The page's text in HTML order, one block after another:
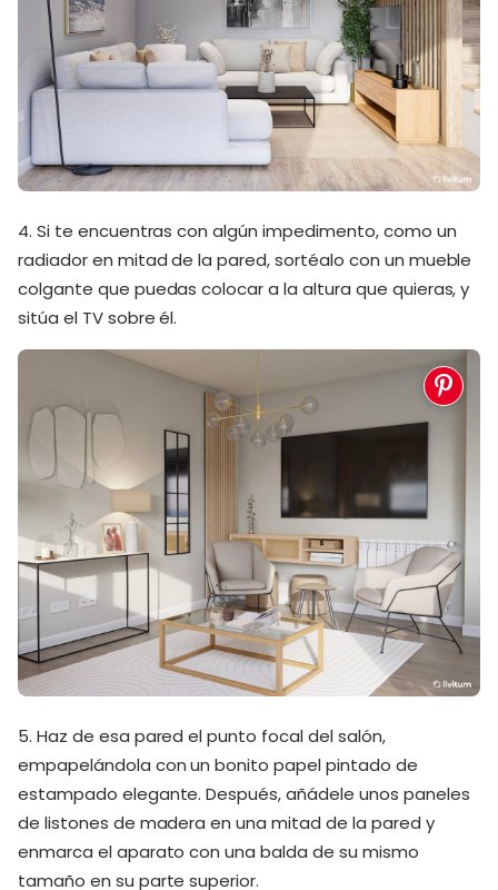
4. Si te encuentras con algún impedimento, como un
radiador en mitad de la pared, sortéalo con un mueble
colgante que puedas colocar a la altura que quieras, y
sitúa el TV sobre él.
5. Haz de esa pared el punto focal del salón,
empapelándola con un bonito papel pintado de
estampado elegante. Después, añádele unos paneles
de listones de madera en una mitad de la pared y
enmarca el aparato con una balda de su mismo
tamaño en su parte superior.